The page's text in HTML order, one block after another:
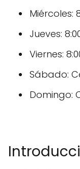
Miércoles:
Jueves:
Viernes:
Sábado:
Domingo: